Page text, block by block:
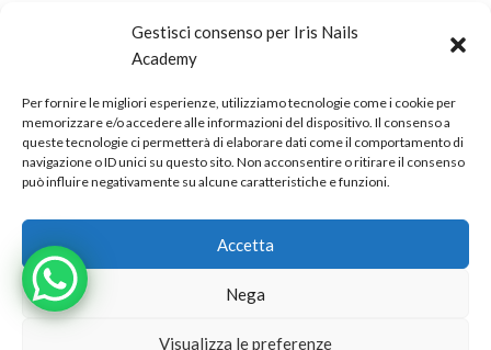
Gestisci consenso per Iris Nails
Academy
Per fornire le migliori esperienze, utilizziamo tecnologie come i cookie per
memorizzare e/o accedere alle informazioni del dispositivo. Il consenso a
queste tecnologie ci permetterà di elaborare dati come il comportamento di
navigazione o ID unici su questo sito. Non acconsentire o ritirare il consenso
può influire negativamente su alcune caratteristiche e funzioni.
Accetta
Nega
Visualizza le preferenze
LINK UTILI
ORARI NEGOZIO
Powered byReal.Pro.Webcopyright© 2026 in collaborazione con
Mac Sistemi